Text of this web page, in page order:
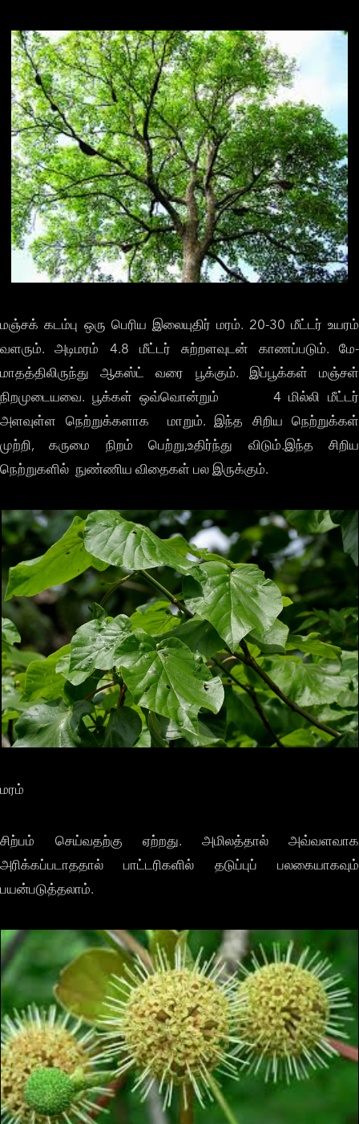
மஞ்சக் கடம்பு ஒரு பெரிய இலையுதிர் மரம். 20-30 மீட்டர் உயரம்
வளரும். அடிமரம் 4.8 மீட்டர் சுற்றளவுடன் காணப்படும். மே-
மாதத்திலிருந்து ஆகஸ்ட் வரை பூக்கும். இப்பூக்கள் மஞ்சள்
நிறமுடையவை. பூக்கள் ஒவ்வொன்றும் 4 மில்லி மீட்டர்
அளவுள்ள நெற்றுக்களாக மாறும். இந்த சிறிய நெற்றுக்கள்
முற்றி, கருமை நிறம் பெற்று,உதிர்ந்து விடும்.இந்த சிறிய
நெற்றுகளில் நுண்ணிய விதைகள் பல இருக்கும்.
மரம்
சிற்பம் செய்வதற்கு ஏற்றது. அமிலத்தால் அவ்வளவாக
அரிக்கப்படாததால் பாட்டரிகளில் தடுப்புப் பலகையாகவும்
பயன்படுத்தலாம்.